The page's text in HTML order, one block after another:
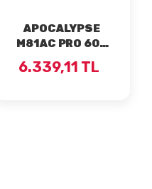
APOCALYPSE
M81AC PRO 600
WAAT 300 RMS 20
CM MİDRANGE
6.339,11 TL